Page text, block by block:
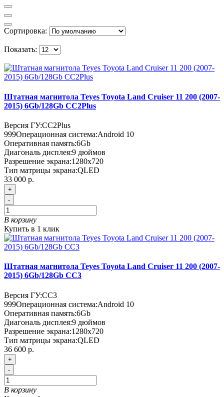
Сортировка:
Показать:
Штатная магнитола Teyes Toyota Land Cruiser 11 200 (2007-
2015) 6Gb/128Gb CC2Plus
Версия ГУ:CC2Plus
999Операционная система:Android 10
Оперативная память:6Gb
Диагональ дисплея:9 дюймов
Разрешение экрана:1280x720
Тип матрицы экрана:QLED
33 000 р.
+
-
В корзину
Купить в 1 клик
Штатная магнитола Teyes Toyota Land Cruiser 11 200 (2007-
2015) 6Gb/128Gb CC3
Версия ГУ:CC3
999Операционная система:Android 10
Оперативная память:6Gb
Диагональ дисплея:9 дюймов
Разрешение экрана:1280x720
Тип матрицы экрана:QLED
36 600 р.
+
-
В корзину